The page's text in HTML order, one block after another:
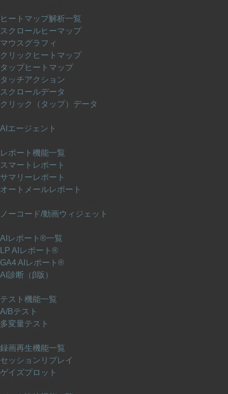
ヒートマップ解析一覧
スクロールヒーマップ
マウスグラフィ
クリックヒートマップ
タップヒートマップ
タッチアクション
スクロールデータ
クリック（タップ）データ
AIエージェント
レポート機能一覧
スマートレポート
サマリーレポート
オートメールレポート
ノーコード/動画ウィジェット
AIレポート®一覧
LP AIレポート®
GA4 AIレポート®
AI診断（β版）
テスト機能一覧
A/Bテスト
多変量テスト
録画再生機能一覧
セッションリプレイ
ゲイズプロット